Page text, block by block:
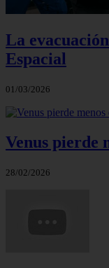
La
Espacial
01/03/2026
Venus pierde
28/02/2026